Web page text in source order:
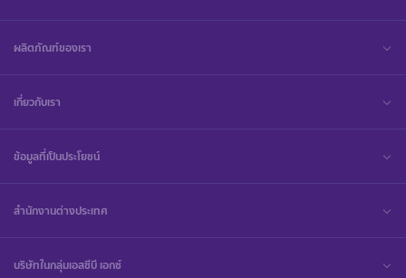
ผลิตภัณฑ์ของเรา
เกี่ยวกับเรา
ข้อมูลที่เป็นประโยชน์
สำนักงานต่างประเทศ
บริษัทในกลุ่มเอสซีบี เอกซ์